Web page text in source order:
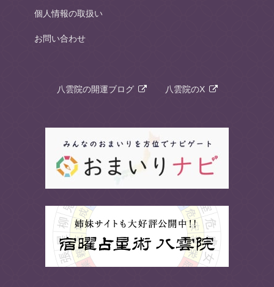
個人情報の取扱い
お問い合わせ
八雲院の開運ブログ 八雲院のX